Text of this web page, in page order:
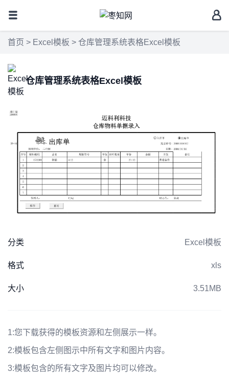
首页 > Excel模板 > 仓库管理系统表格Excel模板
仓库管理系统表格Excel模板
分类 Excel模板
格式 xls
大小 3.51MB
1:您下载获得的模板资源和左侧展示一样。
2:模板包含左侧图示中所有文字和图片内容。
3:模板包含的所有文字及图片均可以修改。